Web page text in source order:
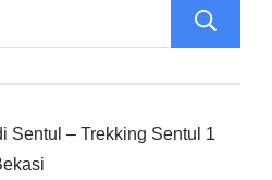
Sentul – Trekking Sentul 1